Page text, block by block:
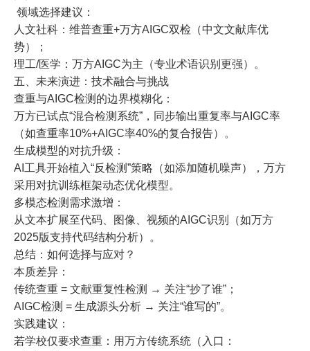
领域选择建议：
人文社科：维普查重+万方AIGC双检（中文文献库优
势）；
理工/医学：万方AIGC为主（专业术语识别更强）。
五、未来演进：技术融合与挑战
查重与AIGC检测的边界模糊化：
万方已试点“混合检测系统”，同步输出重复率与AIGC率
（如查重率10%+AIGC率40%的复合报告）。
生成模型的对抗升级：
AI工具开始植入“反检测”策略（如添加随机噪声），万方
采用对抗训练框架动态优化模型。
多模态检测需求激增：
从文本扩展至代码、图像、视频的AIGC识别（如万方
2025版支持代码结构分析）。
总结：如何选择与应对？
本质差异：
传统查重 = 文献重复性检测 → 关注“抄了谁”；
AIGC检测 = 生成源头分析 → 关注“谁写的”。
实践建议：
若学校仅要求查重：用万方传统系统（入口：